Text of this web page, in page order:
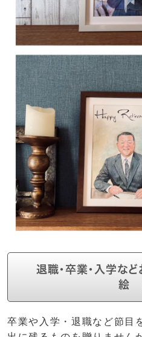
退職・卒業・入学な
絵
卒業や入学・退職など節目